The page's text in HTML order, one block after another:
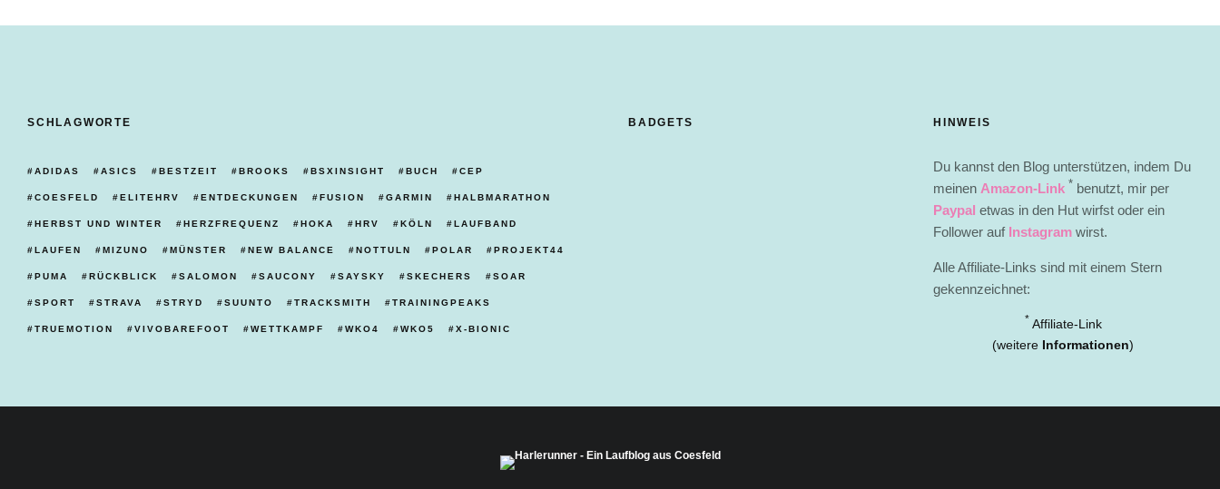
SCHLAGWORTE
ADIDAS ASICS BESTZEIT BROOKS BSXINSIGHT BUCH CEP
COESFELD ELITEHRV ENTDECKUNGEN FUSION GARMIN HALBMARATHON
HERBST UND WINTER HERZFREQUENZ HOKA HRV KÖLN LAUFBAND
LAUFEN MIZUNO MÜNSTER NEW BALANCE NOTTULN POLAR PROJEKT44
PUMA RÜCKBLICK SALOMON SAUCONY SAYSKY SKECHERS SOAR
SPORT STRAVA STRYD SUUNTO TRACKSMITH TRAININGPEAKS
TRUEMOTION VIVOBAREFOOT WETTKAMPF WKO4 WKO5 X-BIONIC
BADGETS HINWEIS
Du kannst den Blog unterstützen, indem Du
meinen Amazon-Link * benutzt, mir per
Paypal etwas in den Hut wirfst oder ein
Follower auf Instagram wirst.
Alle Affiliate-Links sind mit einem Stern
gekennzeichnet:
* Affiliate-Link
(weitere Informationen)